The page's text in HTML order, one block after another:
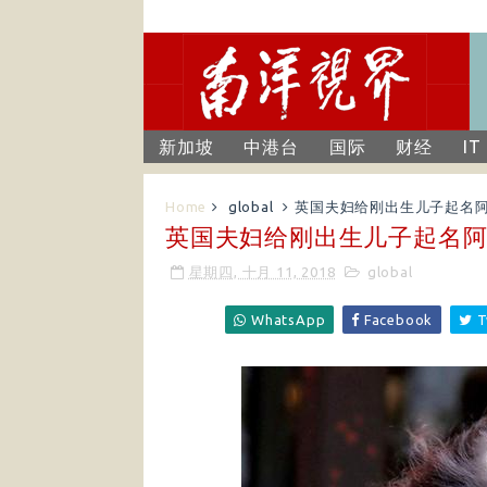
新加坡 中港台 国际 财经 IT
Home global 英国夫妇给刚出生儿子起名
英国夫妇给刚出生儿子起名
星期四, 十月 11, 2018 global
WhatsApp Facebook